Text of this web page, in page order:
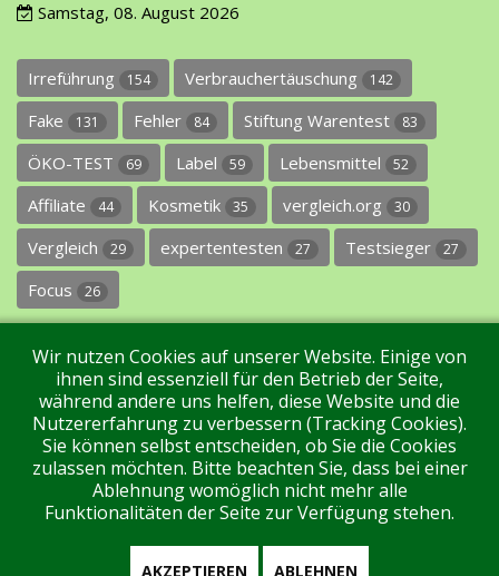
Samstag, 08. August 2026
Irreführung 154 Verbrauchertäuschung 142
Fake 131 Fehler 84 Stiftung Warentest 83
ÖKO-TEST 69 Label 59 Lebensmittel 52
Affiliate 44 Kosmetik 35 vergleich.org 30
Vergleich 29 expertentesten 27 Testsieger 27
Focus 26
Impressum Datenschutz Über uns Kontakt
Tags Unterstützen Sie uns! Login
Wir nutzen Cookies auf unserer Website. Einige von
ihnen sind essenziell für den Betrieb der Seite,
während andere uns helfen, diese Website und die
Nutzererfahrung zu verbessern (Tracking Cookies).
Sie können selbst entscheiden, ob Sie die Cookies
zulassen möchten. Bitte beachten Sie, dass bei einer
Ablehnung womöglich nicht mehr alle
Funktionalitäten der Seite zur Verfügung stehen.
AKZEPTIEREN ABLEHNEN